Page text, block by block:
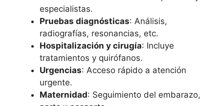
especialistas.
Pruebas diagnósticas: Análisis,
radiografías, resonancias, etc.
Hospitalización y cirugía: Incluye
tratamientos y quirófanos.
Urgencias: Acceso rápido a atención
urgente.
Maternidad: Seguimiento del embarazo,